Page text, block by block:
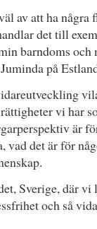
av att ha några
det till
barndoms
på
vi har
är
det är för
Sverige, där
och så